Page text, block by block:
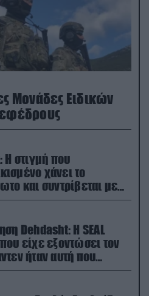
Μονάδες Ειδικών
Η στιγμή που
χάνει το
και συντρίβεται με
έδαφος (βίντεο)
Dehdasht: Η SEAL
είχε εξοντώσει τον
ήταν αυτή που
τον πιλότο του F-15